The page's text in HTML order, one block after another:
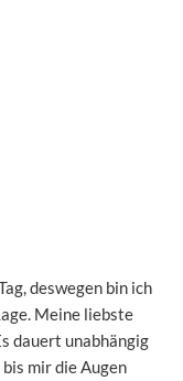
deswegen bin ich
Meine liebste
dauert unabhängig
mir die Augen